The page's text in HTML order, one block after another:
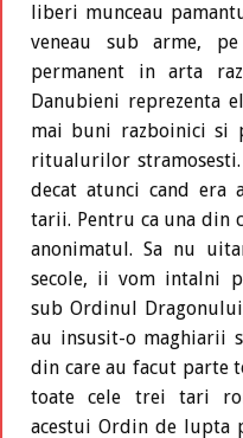
liberi munceau
veneau sub arme,
permanent in arta
Danubieni reprezenta
mai buni razboinici si
ritualurilor
decat atunci cand era
tarii. Pentru ca una din
anonimatul. Sa nu
secole, ii vom intalni
sub Ordinul
au insusit-o maghiarii
din care au facut
toate cele trei tari
acestui Ordin de lupta